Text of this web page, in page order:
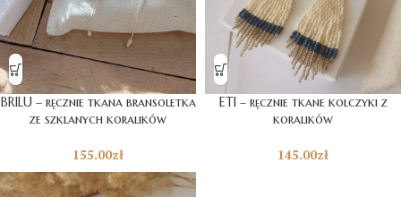
BRILU – ręcznie tkana bransoletka
ze szklanych koralików
155.00zł
ETI – ręcznie tkane kolczyki z
koralików
145.00zł